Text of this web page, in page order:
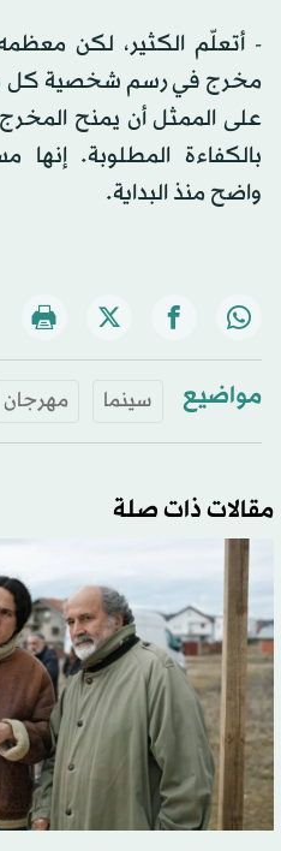
- أتعلّم الكثير، لكن
مخرج في رسم شخصية كل
على الممثل أن يمنح
بالكفاءة المطلوبة. إنها
واضح منذ البداية.
مواضيع سينما مهرجان
مقالات ذات صلة